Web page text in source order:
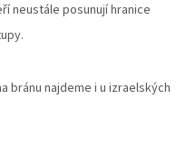
neustále posunují hranice
bránu najdeme i u izraelských